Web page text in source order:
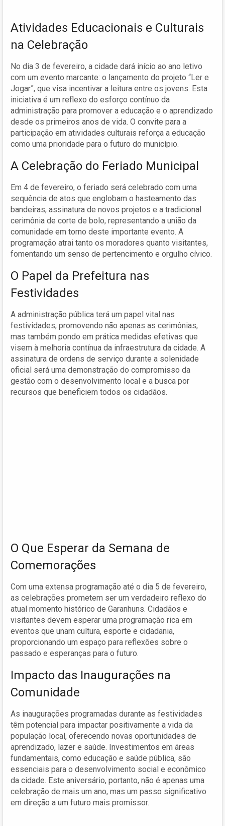
Atividades Educacionais e Culturais
na Celebração
No dia 3 de fevereiro, a cidade dará início ao ano letivo
com um evento marcante: o lançamento do projeto “Ler e
Jogar”, que visa incentivar a leitura entre os jovens. Esta
iniciativa é um reflexo do esforço contínuo da
administração para promover a educação e o aprendizado
desde os primeiros anos de vida. O convite para a
participação em atividades culturais reforça a educação
como uma prioridade para o futuro do município.
A Celebração do Feriado Municipal
Em 4 de fevereiro, o feriado será celebrado com uma
sequência de atos que englobam o hasteamento das
bandeiras, assinatura de novos projetos e a tradicional
cerimônia de corte de bolo, representando a união da
comunidade em torno deste importante evento. A
programação atrai tanto os moradores quanto visitantes,
fomentando um senso de pertencimento e orgulho cívico.
O Papel da Prefeitura nas
Festividades
A administração pública terá um papel vital nas
festividades, promovendo não apenas as cerimônias,
mas também pondo em prática medidas efetivas que
visem à melhoria contínua da infraestrutura da cidade. A
assinatura de ordens de serviço durante a solenidade
oficial será uma demonstração do compromisso da
gestão com o desenvolvimento local e a busca por
recursos que beneficiem todos os cidadãos.
O Que Esperar da Semana de
Comemorações
Com uma extensa programação até o dia 5 de fevereiro,
as celebrações prometem ser um verdadeiro reflexo do
atual momento histórico de Garanhuns. Cidadãos e
visitantes devem esperar uma programação rica em
eventos que unam cultura, esporte e cidadania,
proporcionando um espaço para reflexões sobre o
passado e esperanças para o futuro.
Impacto das Inaugurações na
Comunidade
As inaugurações programadas durante as festividades
têm potencial para impactar positivamente a vida da
população local, oferecendo novas oportunidades de
aprendizado, lazer e saúde. Investimentos em áreas
fundamentais, como educação e saúde pública, são
essenciais para o desenvolvimento social e econômico
da cidade. Este aniversário, portanto, não é apenas uma
celebração de mais um ano, mas um passo significativo
em direção a um futuro mais promissor.